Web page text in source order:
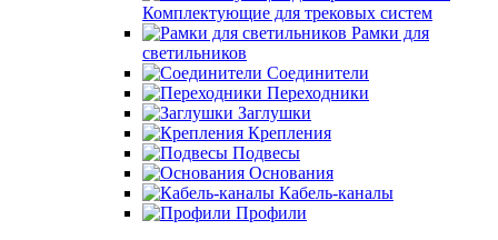
Комплектующие для трековых систем
Рамки для
светильников
Соединители
Переходники
Заглушки
Крепления
Подвесы
Основания
Кабель-каналы
Профили